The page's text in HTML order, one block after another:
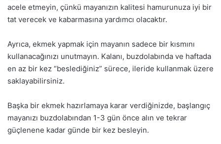
acele etmeyin, çünkü mayanızın kalitesi hamurunuza iyi bir
tat verecek ve kabarmasına yardımcı olacaktır.
Ayrıca, ekmek yapmak için mayanın sadece bir kısmını
kullanacağınızı unutmayın. Kalanı, buzdolabında ve haftada
en az bir kez “beslediğiniz” sürece, ileride kullanmak üzere
saklayabilirsiniz.
Başka bir ekmek hazırlamaya karar verdiğinizde, başlangıç
mayanızı ​​buzdolabından 1-3 gün önce alın ve tekrar
güçlenene kadar günde bir kez besleyin.